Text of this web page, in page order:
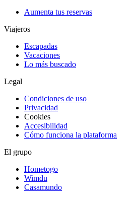
Aumenta tus reservas
Viajeros
Escapadas
Vacaciones
Lo más buscado
Legal
Condiciones de uso
Privacidad
Cookies
Accesibilidad
Cómo funciona la plataforma
El grupo
Hometogo
Wimdu
Casamundo